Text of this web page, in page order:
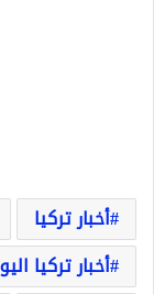
أخبار تركيا
أخبار تركيا